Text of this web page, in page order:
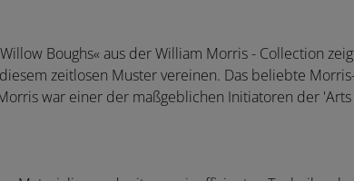
Boughs« aus der William Morris - Collection
zeitlosen Muster vereinen. Das beliebte
war einer der maßgeblichen Initiatoren der